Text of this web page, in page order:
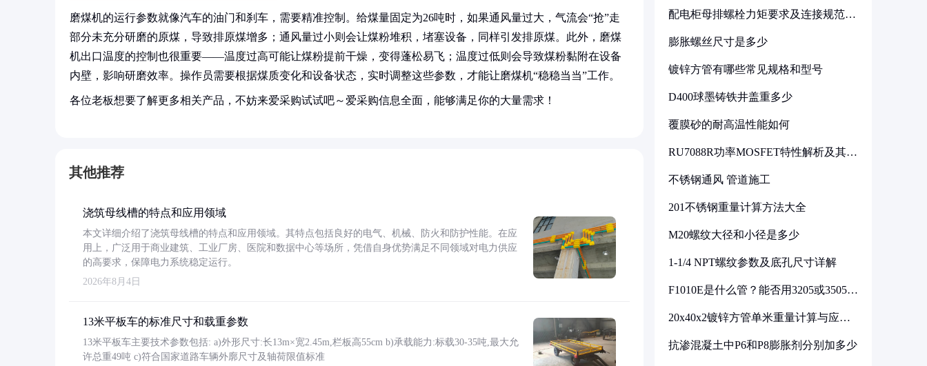
磨煤机的运行参数就像汽车的油门和刹车，需要精准控制。给煤量固定为26吨时，如果通风量过大，气流会“抢”走
部分未充分研磨的原煤，导致排原煤增多；通风量过小则会让煤粉堆积，堵塞设备，同样引发排原煤。此外，磨煤
机出口温度的控制也很重要——温度过高可能让煤粉提前干燥，变得蓬松易飞；温度过低则会导致煤粉黏附在设备
内壁，影响研磨效率。操作员需要根据煤质变化和设备状态，实时调整这些参数，才能让磨煤机“稳稳当当”工作。
各位老板想要了解更多相关产品，不妨来爱采购试试吧～爱采购信息全面，能够满足你的大量需求！
其他推荐
浇筑母线槽的特点和应用领域
本文详细介绍了浇筑母线槽的特点和应用领域。其特点包括良好的电气、机械、防火和防护性能。在应
用上，广泛用于商业建筑、工业厂房、医院和数据中心等场所，凭借自身优势满足不同领域对电力供应
的高要求，保障电力系统稳定运行。
2026年8月4日
13米平板车的标准尺寸和载重参数
13米平板车主要技术参数包括: a)外形尺寸:长13m×宽2.45m,栏板高55cm b)承载能力:标载30-35吨,最大允
许总重49吨 c)符合国家道路车辆外廓尺寸及轴荷限值标准
配电柜母排螺栓力矩要求及连接规范详
膨胀螺丝尺寸是多少
镀锌方管有哪些常见规格和型号
D400球墨铸铁井盖重多少
覆膜砂的耐高温性能如何
RU7088R功率MOSFET特性解析及其在
不锈钢通风 管道施工
201不锈钢重量计算方法大全
M20螺纹大径和小径是多少
1-1/4 NPT螺纹参数及底孔尺寸详解
F1010E是什么管？能否用3205或3505代
20x40x2镀锌方管单米重量计算与应用
抗渗混凝土中P6和P8膨胀剂分别加多少